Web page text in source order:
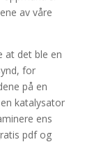
av våre
at det ble en
for
på en
katalysator
ens
pdf og